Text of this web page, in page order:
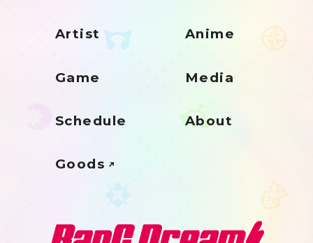
Artist Anime
Game Media
Schedule About
Goods